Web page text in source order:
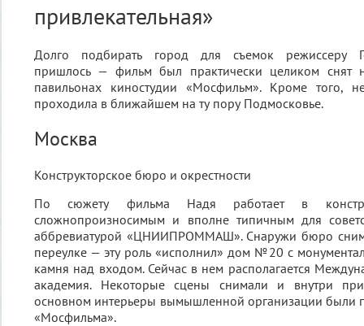
привлекательная»
Долго подбирать город для съемок режиссеру
пришлось — фильм был практически целиком
павильонах киностудии «Мосфильм». Кроме того,
проходила в ближайшем на ту пору Подмосковье.
Москва
Конструкторское бюро и окрестности
По сюжету фильма Надя работает в
сложнопроизносимым и вполне типичным для
аббревиатурой «ЦНИИПРОММАШ». Снаружи бюро
переулке — эту роль «исполнил» дом № 20 с
камня над входом. Сейчас в нем располагается
академия. Некоторые сцены снимали и внутри
основном интерьеры вымышленной организации были
«Мосфильма».